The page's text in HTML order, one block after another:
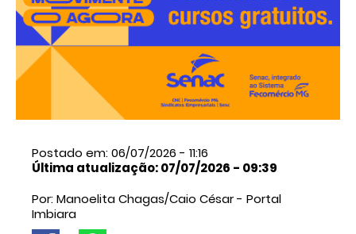
Postado em: 06/07/2026 - 11:16
Última atualização: 07/07/2026 - 09:39
Por: Manoelita Chagas/Caio César - Portal
Imbiara